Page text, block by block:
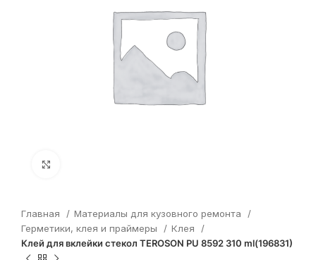
Главная
Материалы для кузовного ремонта
Герметики, клея и праймеры
Клея
Клей для вклейки стекол TEROSON PU 8592 310 ml(196831)